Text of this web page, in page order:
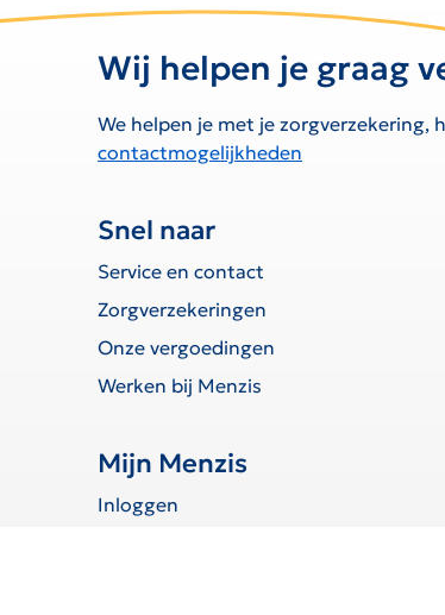
Wij helpen je graag
We helpen je met je zorgverzekering,
contactmogelijkheden
Snel naar
Service en contact
Zorgverzekeringen
Onze vergoedingen
Werken bij Menzis
Mijn Menzis
Inloggen